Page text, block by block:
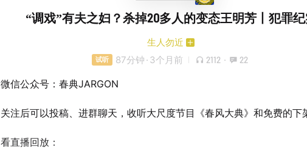
“调戏”有夫之妇？杀掉20多人的变态王明芳丨犯罪
生人勿近
试听 87分钟 · 3个月前 2112 · 22
微信公众号：春典JARGON
关注后可以投稿、进群聊天，收听大尺度节目《春风大典》和免费的下
看直播回放：